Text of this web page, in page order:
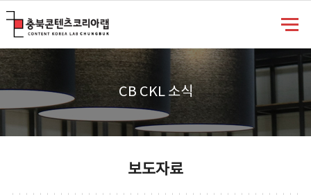
CB CKL 소식
보도자료